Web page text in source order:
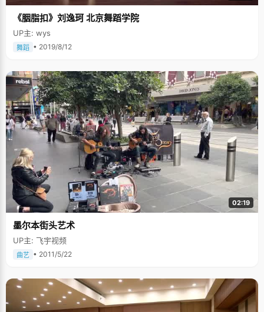
《胭脂扣》刘逸珂 北京舞蹈学院
UP主: wys
舞蹈 • 2019/8/12
02:19
墨尔本街头艺术
UP主: 飞宇视频
曲艺 • 2011/5/22